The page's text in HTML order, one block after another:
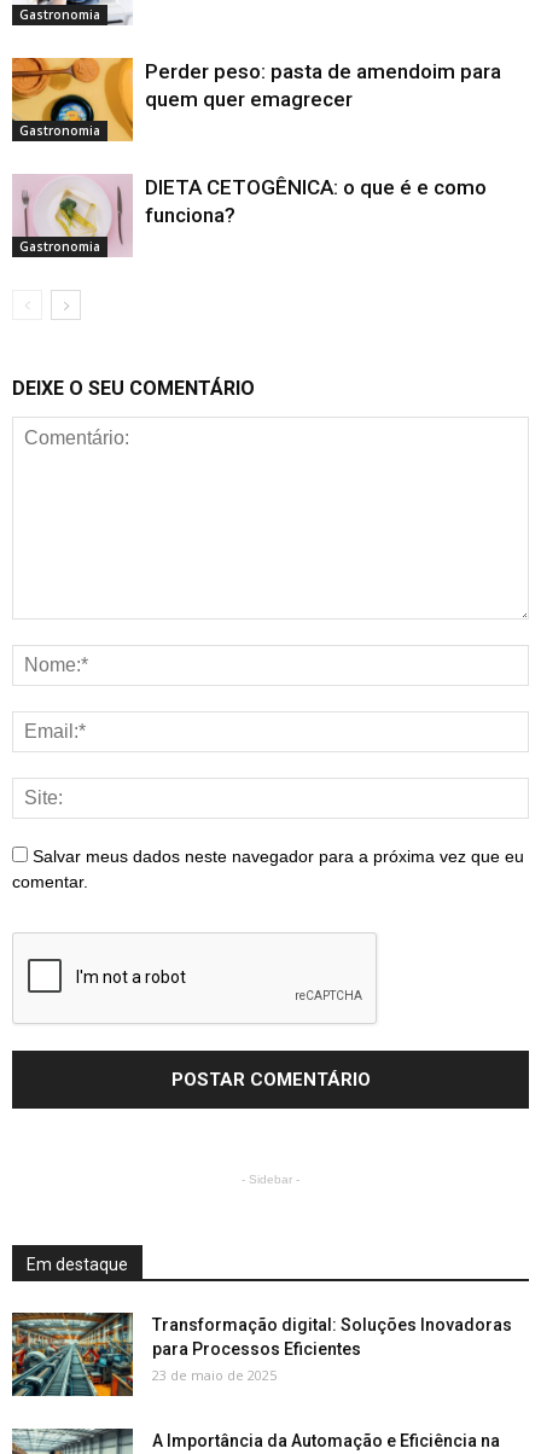
Gastronomia
Gastronomia
Perder peso: pasta de amendoim para
quem quer emagrecer
Gastronomia
DIETA CETOGÊNICA: o que é e como
funciona?
DEIXE O SEU COMENTÁRIO
Salvar meus dados neste navegador para a próxima vez que eu
comentar.
- Sidebar -
Em destaque
Transformação digital: Soluções Inovadoras
para Processos Eficientes
23 de maio de 2025
A Importância da Automação e Eficiência na